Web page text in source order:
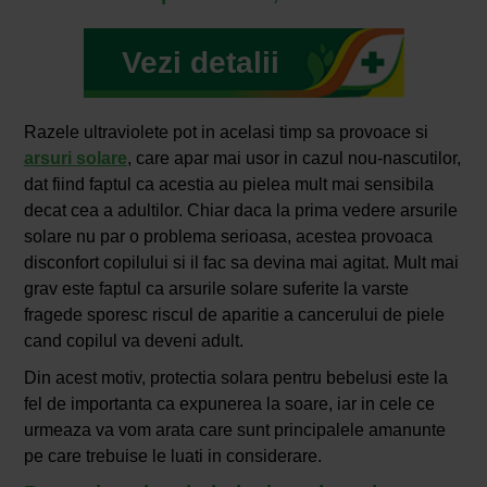
Vezi detalii
Razele ultraviolete pot in acelasi timp sa provoace si
arsuri solare, care apar mai usor in cazul nou-nascutilor,
dat fiind faptul ca acestia au pielea mult mai sensibila
decat cea a adultilor. Chiar daca la prima vedere arsurile
solare nu par o problema serioasa, acestea provoaca
disconfort copilului si il fac sa devina mai agitat. Mult mai
grav este faptul ca arsurile solare suferite la varste
fragede sporesc riscul de aparitie a cancerului de piele
cand copilul va deveni adult.
Din acest motiv, protectia solara pentru bebelusi este la
fel de importanta ca expunerea la soare, iar in cele ce
urmeaza va vom arata care sunt principalele amanunte
pe care trebuise le luati in considerare.